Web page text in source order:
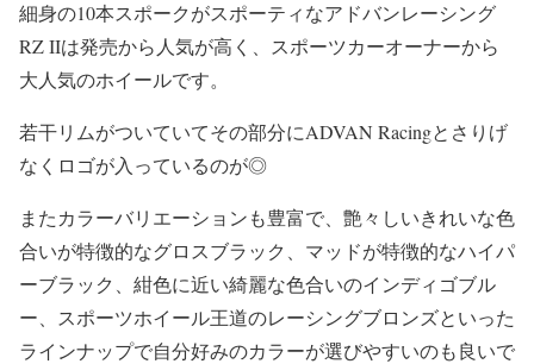
細身の10本スポークがスポーティなアドバンレーシング
RZ IIは発売から人気が高く、スポーツカーオーナーから
大人気のホイールです。
若干リムがついていてその部分にADVAN Racingとさりげ
なくロゴが入っているのが◎
またカラーバリエーションも豊富で、艶々しいきれいな色
合いが特徴的なグロスブラック、マッドが特徴的なハイパ
ーブラック、紺色に近い綺麗な色合いのインディゴブル
ー、スポーツホイール王道のレーシングブロンズといった
ラインナップで自分好みのカラーが選びやすいのも良いで